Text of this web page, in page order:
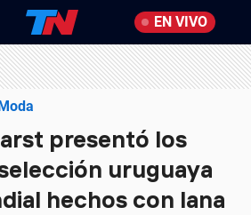
EN VIVO
presentó los
uruguaya
hechos con lana